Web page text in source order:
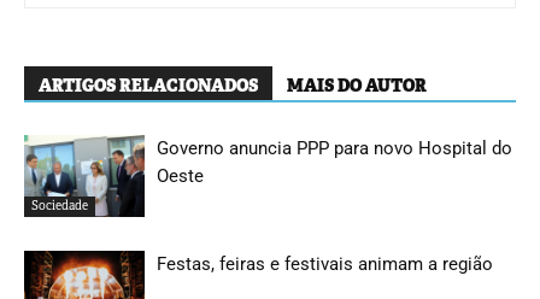
ARTIGOS RELACIONADOS MAIS DO AUTOR
Sociedade
Governo anuncia PPP para novo Hospital do
Oeste
Festas, feiras e festivais animam a região